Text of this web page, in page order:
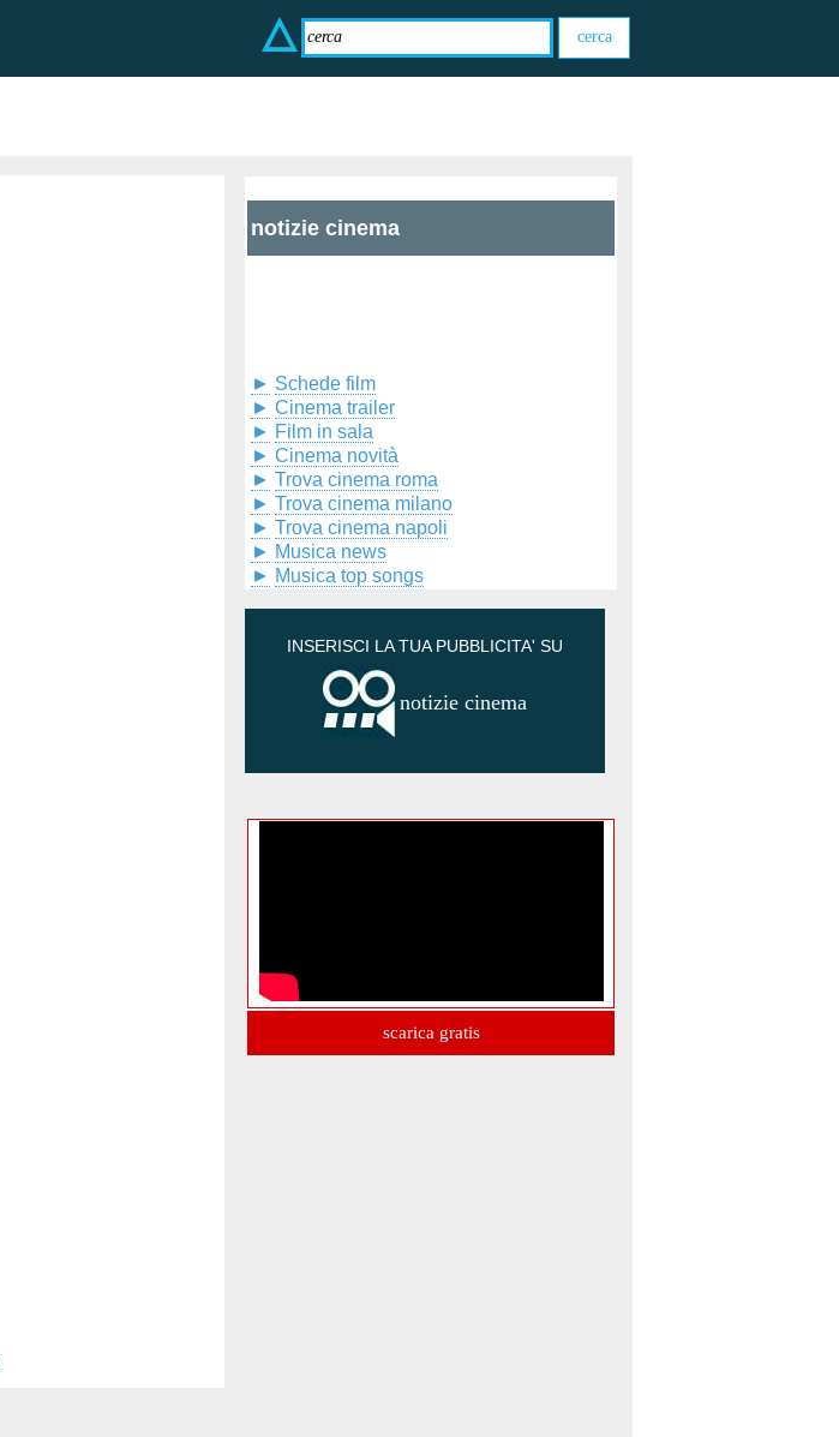
notizie cinema
► Schede film
► Cinema trailer
► Film in sala
► Cinema novità
► Trova cinema roma
► Trova cinema milano
► Trova cinema napoli
► Musica news
► Musica top songs
INSERISCI LA TUA PUBBLICITA' SU
notizie cinema
scarica gratis